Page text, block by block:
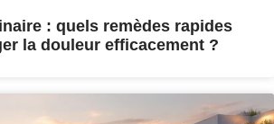
: quels remèdes rapides
la douleur efficacement ?